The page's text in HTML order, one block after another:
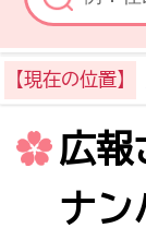
【現在の位置】
広
ナン